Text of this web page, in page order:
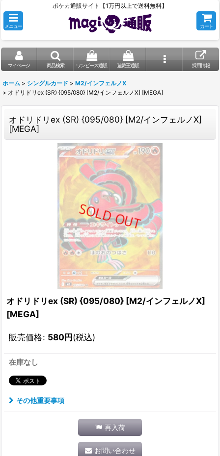
ポケカ通販サイト【1万円以上で送料無料】
メニュー カート
マイページ 商品検索 ワンピース通販 遊戯王通販 採用情報
ホーム > シングルカード > M2/インフェルノX
> オドリドリex (SR) {095/080} [M2/インフェルノX] [MEGA]
オドリドリex (SR) {095/080} [M2/インフェルノX]
[MEGA]
オドリドリex (SR) {095/080} [M2/インフェルノX]
[MEGA]
販売価格: 580円(税込)
在庫なし
その他重要事項
再入荷
お問い合わせ